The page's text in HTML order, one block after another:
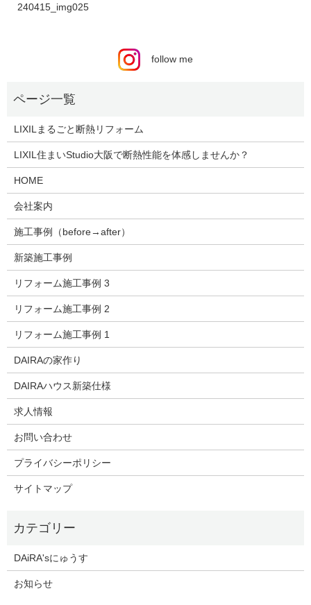
240415_img025
follow me
LIXILまるごと断熱リフォーム
LIXIL住まいStudio大阪で断熱性能を体感しませんか？
HOME
会社案内
施工事例（before→after）
新築施工事例
リフォーム施工事例 3
リフォーム施工事例 2
リフォーム施工事例 1
DAIRAの家作り
DAIRAハウス新築仕様
求人情報
お問い合わせ
プライバシーポリシー
サイトマップ
DAiRA'sにゅうす
お知らせ